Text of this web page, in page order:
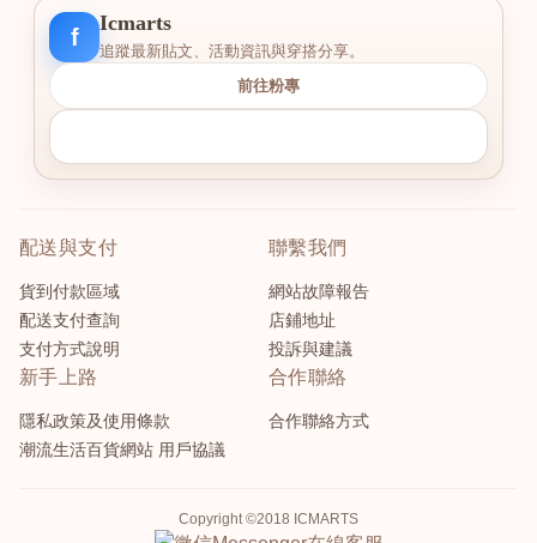
f
Icmarts
追蹤最新貼文、活動資訊與穿搭分享。
前往粉專
配送與支付
貨到付款區域
配送支付查詢
支付方式說明
聯繫我們
網站故障報告
店鋪地址
投訴與建議
新手上路
隱私政策及使用條款
潮流生活百貨網站 用戶協議
合作聯絡
合作聯絡方式
Copyright ©2018 ICMARTS